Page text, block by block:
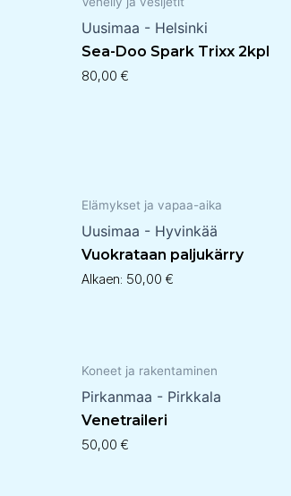
Uusimaa - Helsinki
Sea-Doo Spark Trixx 2kpl
80,00€
Elämykset ja vapaa-aika
Uusimaa - Hyvinkää
Vuokrataan paljukärry
Alkaen: 50,00€
Koneet ja rakentaminen
Pirkanmaa - Pirkkala
Venetraileri
50,00€